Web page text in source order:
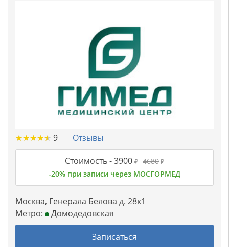
★★★★★
★★★★★ 9 Отзывы
Стоимость -3900 ₽ 4680₽
-20% при записи через МОСГОРМЕД
Москва, Генерала Белова д. 28к1
Метро:
Домодедовская
Записаться